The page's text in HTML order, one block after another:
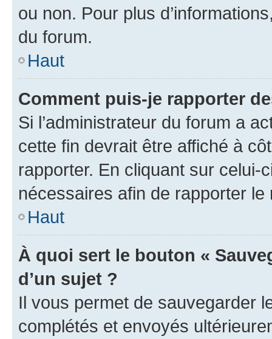
ou non. Pour plus
du forum.
Haut
Comment puis-je rapporter
Si l’administrateur du forum a
cette fin devrait être affiché à
rapporter. En cliquant sur
nécessaires afin de rapporter le
Haut
À quoi sert le bouton «
d’un sujet ?
Il vous permet de sauvegarder
complétés et envoyés